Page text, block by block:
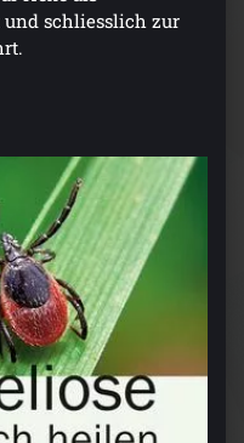
schliesslich zur